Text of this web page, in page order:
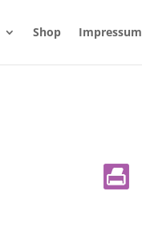
Shop Impressum